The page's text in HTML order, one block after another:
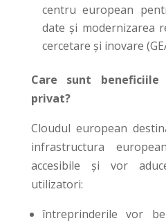
centru european
date și modernizarea
cercetare și inovare
Care sunt
privat?
Cloudul european
infrastructura
accesibile și vor
utilizatori:
întreprinderile vor